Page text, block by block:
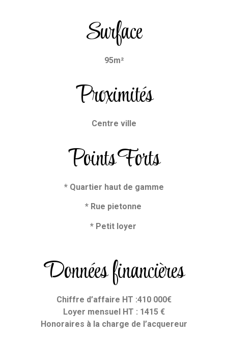
Surface
95m²
Proximités
Centre ville
Points Forts
* Quartier haut de gamme
* Rue pietonne
* Petit loyer
Données financières
Chiffre d’affaire HT :410 000€
Loyer mensuel HT : 1415 €
Honoraires à la charge de l’acquereur